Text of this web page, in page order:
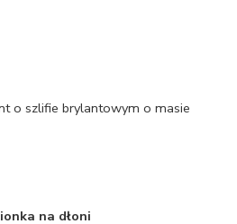
o szlifie brylantowym o masie
na dłoni